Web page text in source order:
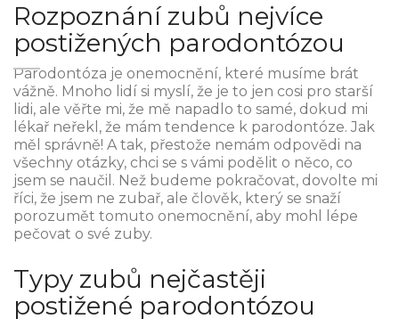
Rozpoznání zubů nejvíce
postižených parodontózou
Parodontóza je onemocnění, které musíme brát
vážně. Mnoho lidí si myslí, že je to jen cosi pro starší
lidi, ale věřte mi, že mě napadlo to samé, dokud mi
lékař neřekl, že mám tendence k parodontóze. Jak
měl správně! A tak, přestože nemám odpovědi na
všechny otázky, chci se s vámi podělit o něco, co
jsem se naučil. Než budeme pokračovat, dovolte mi
říci, že jsem ne zubař, ale člověk, který se snaží
porozumět tomuto onemocnění, aby mohl lépe
pečovat o své zuby.
Typy zubů nejčastěji
postižené parodontózou